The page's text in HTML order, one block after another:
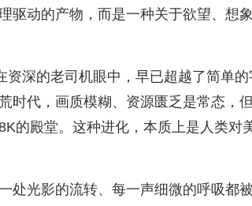
驱动的产物，而是一种关于欲望、想
资深的老司机眼中，早已超越了简单
时代，画质模糊、资源匮乏是常态，
的殿堂。这种进化，本质上是人类对
处光影的流转、每一声细微的呼吸都